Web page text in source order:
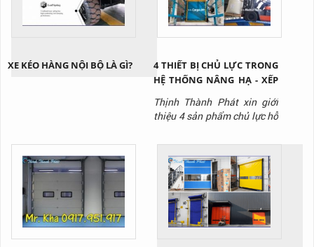
XE KÉO HÀNG NỘI BỘ LÀ GÌ?
4 THIẾT BỊ CHỦ LỰC TRONG
HỆ THỐNG NÂNG HẠ - XẾP
Thịnh Thành Phát xin giới
thiệu 4 sản phẩm chủ lực hỗ
hàng trong hệ thống kho
vận